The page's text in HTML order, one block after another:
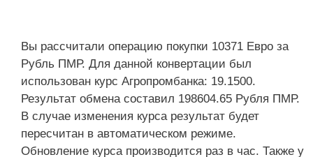
Вы рассчитали операцию покупки 10371 Евро за
Рубль ПМР. Для данной конвертации был
использован курс Агропромбанка: 19.1500.
Результат обмена составил 198604.65 Рубля ПМР.
В случае изменения курса результат будет
пересчитан в автоматическом режиме.
Обновление курса производится раз в час. Также у